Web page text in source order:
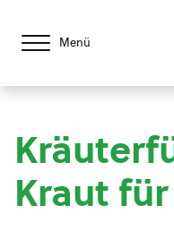
Menü
Kraut